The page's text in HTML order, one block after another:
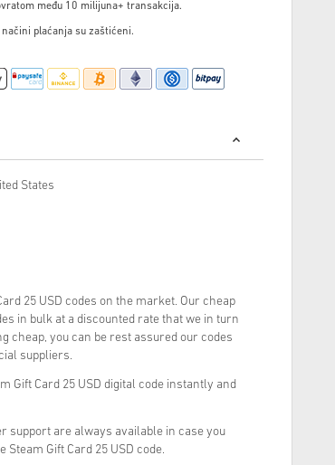
među 10 milijuna+ transakcija.
plaćanja su zaštićeni.
States
25 USD codes on the market. Our cheap
in bulk at a discounted rate that we in turn
cheap, you can be rest assured our codes
suppliers.
Gift Card 25 USD digital code instantly and
support are always available in case you
Gift Card 25 USD code.